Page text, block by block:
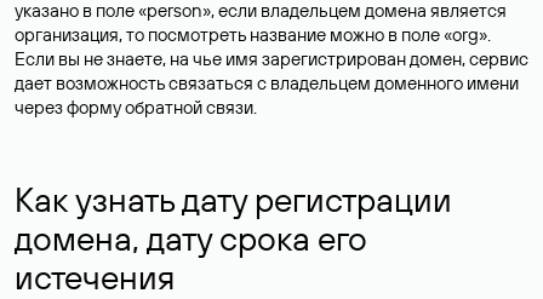
указано в поле «person», если владельцем домена является
организация, то посмотреть название можно в поле «org».
Если вы не знаете, на чье имя зарегистрирован домен, сервис
дает возможность связаться с владельцем доменного имени
через форму обратной связи.
Как узнать дату регистрации
домена, дату срока его
истечения